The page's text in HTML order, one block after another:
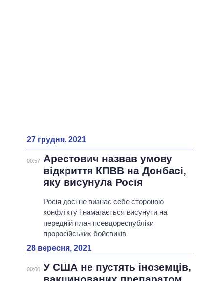
27 грудня, 2021
00:57
Арестович назвав умову
відкриття КПВВ на Донбасі,
яку висунула Росія
Росія досі не визнає себе стороною
конфлікту і намагається висунути на
передній план псевдореспубліки
проросійських бойовиків
28 вересня, 2021
00:00 У США не пустять іноземців,